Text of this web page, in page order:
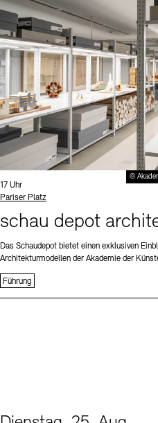
©
Uhrzeit:
17 Uhr
Standort
Pariser Platz
schau depot
Das Schaudepot bietet einen exklusiven
Architekturmodellen der Akademie der
Führung